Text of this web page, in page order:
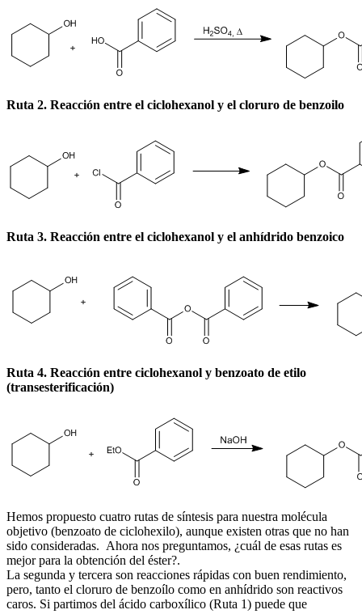
Ruta 2. Reacción entre el ciclohexanol y el cloruro de benzoilo
Ruta 3. Reacción entre el ciclohexanol y el anhídrido benzoico
Ruta 4. Reacción entre ciclohexanol y benzoato de etilo
(transesterificación)
Hemos propuesto cuatro rutas de síntesis para nuestra molécula
objetivo (benzoato de ciclohexilo), aunque existen otras que no han
sido consideradas. Ahora nos preguntamos, ¿cuál de esas rutas es
mejor para la obtención del éster?.
La segunda y tercera son reacciones rápidas con buen rendimiento,
pero, tanto el cloruro de benzoílo como en anhídrido son reactivos
caros. Si partimos del ácido carboxílico (Ruta 1) puede que